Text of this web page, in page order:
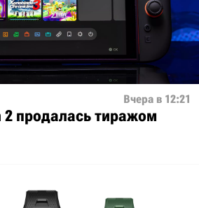
Вчера в 12:21
2 продалась тиражом